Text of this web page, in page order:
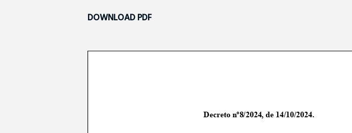
DOWNLOAD PDF